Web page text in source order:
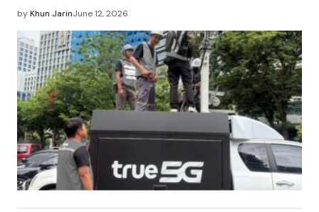
byKhun JarinJune 12, 2026